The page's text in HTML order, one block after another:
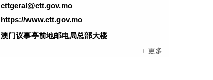
cttgeral@ctt.gov.mo
https://www.ctt.gov.mo
澳门议事亭前地邮电局总部大楼
+ 更多